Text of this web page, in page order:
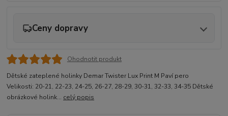
Ceny dopravy
Ohodnotit produkt
Dětské zateplené holinky Demar Twister Lux Print M Paví pero
Velikosti: 20-21, 22-23, 24-25, 26-27, 28-29, 30-31, 32-33, 34-35 Dětské
obrázkové holink... celý popis